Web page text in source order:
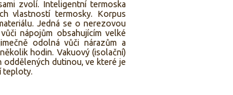
zvolí. Inteligentní termoska
vlastností termosky. Korpus
Jedná se o nerezovou
nápojům obsahujícím velké
odolná vůči nárazům a
hodin. Vakuový (isolační)
dutinou, ve které je
teploty.